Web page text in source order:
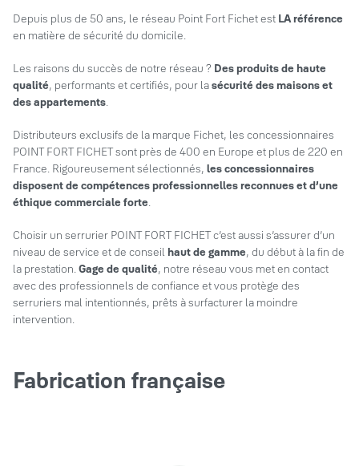
Depuis plus de 50 ans, le réseau Point Fort Fichet est LA référence
en matière de sécurité du domicile.
Les raisons du succès de notre réseau ? Des produits de haute
qualité, performants et certifiés, pour lasécurité des maisons et
des appartements
Distributeurs exclusifs de la marque Fichet, les concessionnaires
POINT FORT FICHET sont près de 400 en Europe et plus de 220 en
France. Rigoureusement sélectionnés, les concessionnaires
disposent de compétences professionnelles reconnues et d’une
éthique commerciale forte
Choisir un serrurier POINT FORT FICHET c’est aussi s’assurer d’un
niveau de service et de conseil haut de gamme, du début à la fin de
la prestation. Gage de qualité, notre réseau vous met en contact
avec des professionnels de confiance et vous protège des
serruriers mal intentionnés, prêts à surfacturer la moindre
intervention.
Fabrication française